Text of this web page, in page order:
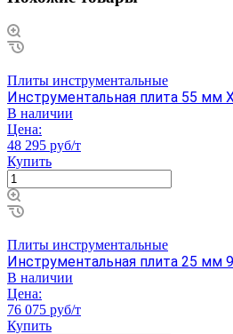
Плиты инструментальные
Инструментальная плита 55 мм
В наличии
Цена:
48 295 руб/т
Купить
Плиты инструментальные
Инструментальная плита 25 мм
В наличии
Цена:
76 075 руб/т
Купить